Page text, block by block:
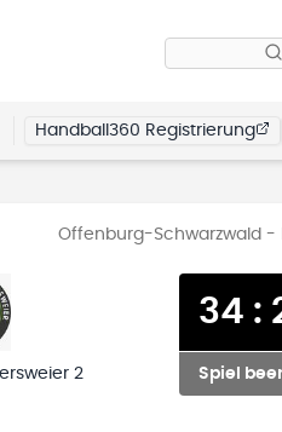
Handball360 Registrierung
Offenburg-Schwarzwald -
2
34 :
Spiel